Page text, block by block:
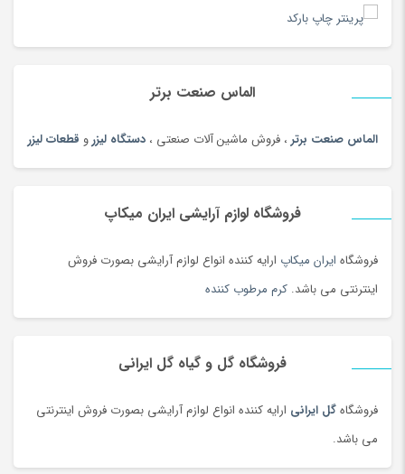
الماس صنعت برتر
الماس صنعت برتر ، فروش ماشین آلات صنعتی ، دستگاه لیزرو قطعات لیزر
فروشگاه لوازم آرایشی ایران میکاپ
فروشگاه ایران میکاپ ارایه کننده انواع لوازم آرایشی بصورت فروش
اینترنتی می باشد. کرم مرطوب کننده
فروشگاه گل و گیاه گل ایرانی
فروشگاهگل ایرانی ارایه کننده انواع لوازم آرایشی بصورت فروش اینترنتی
می باشد.